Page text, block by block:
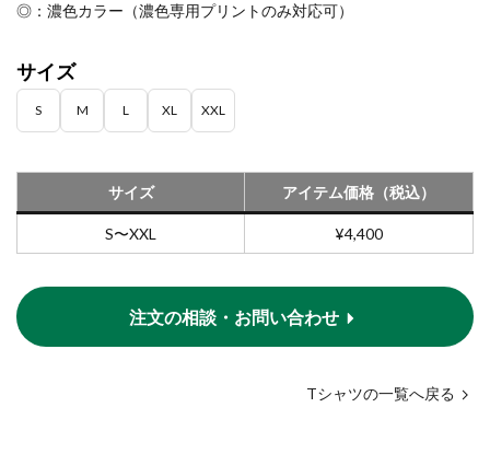
◎：濃色カラー（濃色専用プリントのみ対応可）
サイズ
S M L XL XXL
サイズ アイテム価格（税込）
S〜XXL ¥4,400
注文の相談・お問い合わせ
Tシャツの一覧へ戻る